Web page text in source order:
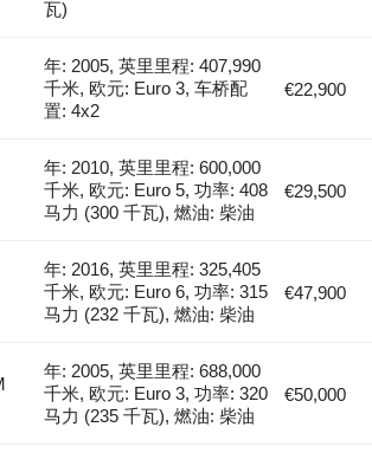
瓦)
年: 2005, 英里里程: 407,990
千米, 欧元: Euro 3, 车桥配
置: 4x2
€22,900
年: 2010, 英里里程: 600,000
千米, 欧元: Euro 5, 功率: 408
马力 (300 千瓦), 燃油: 柴油
€29,500
年: 2016, 英里里程: 325,405
千米, 欧元: Euro 6, 功率: 315
马力 (232 千瓦), 燃油: 柴油
€47,900
年: 2005, 英里里程: 688,000
千米, 欧元: Euro 3, 功率: 320
马力 (235 千瓦), 燃油: 柴油
€50,000